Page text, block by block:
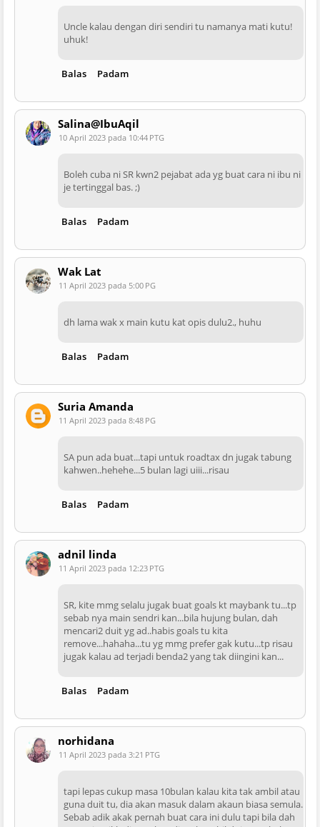
Uncle kalau dengan diri sendiri tu namanya mati kutu!
uhuk!
Balas Padam
Salina@IbuAqil
10 April 2023 pada 10:44 PTG
Boleh cuba ni SR kwn2 pejabat ada yg buat cara ni ibu ni
je tertinggal bas. ;)
Balas Padam
Wak Lat
11 April 2023 pada 5:00 PG
dh lama wak x main kutu kat opis dulu2., huhu
Balas Padam
Suria Amanda
11 April 2023 pada 8:48 PG
SA pun ada buat...tapi untuk roadtax dn jugak tabung
kahwen..hehehe...5 bulan lagi uiii...risau
Balas Padam
adnil linda
11 April 2023 pada 12:23 PTG
SR, kite mmg selalu jugak buat goals kt maybank tu...tp
sebab nya main sendri kan...bila hujung bulan, dah
mencari2 duit yg ad..habis goals tu kita
remove...hahaha...tu yg mmg prefer gak kutu...tp risau
jugak kalau ad terjadi benda2 yang tak diingini kan...
Balas Padam
norhidana
11 April 2023 pada 3:21 PTG
tapi lepas cukup masa 10bulan kalau kita tak ambil atau
guna duit tu, dia akan masuk dalam akaun biasa semula.
Sebab adik akak pernah buat cara ini dulu tapi bila dah